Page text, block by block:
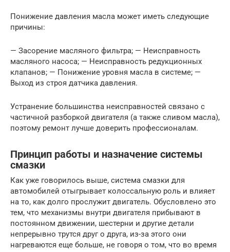
Понижение давления масла может иметь следующие
причины:
— Засорение масляного фильтра; — Неисправность
масляного насоса; — Неисправность редукционных
клапанов; — Понижение уровня масла в системе; —
Выход из строя датчика давления.
Устранение большинства неисправностей связано с
частичной разборкой двигателя (а также сливом масла),
поэтому ремонт лучше доверить профессионалам.
Принцип работы и назначение системы
смазки
Как уже говорилось выше, система смазки для
автомобилей отыгрывает колоссальную роль и влияет
на то, как долго прослужит двигатель. Обусловлено это
тем, что механизмы внутри двигателя прибывают в
постоянном движении, шестерни и другие детали
непрерывно трутся друг о друга, из-за этого они
нагреваются еще больше, не говоря о том, что во время